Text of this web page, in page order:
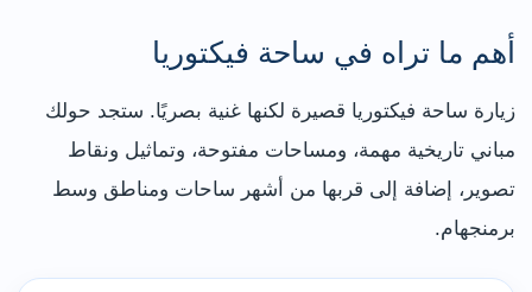
أهم ما تراه في ساحة فيكتوريا
زيارة ساحة فيكتوريا قصيرة لكنها غنية بصريًا. ستجد حولك
مباني تاريخية مهمة، ومساحات مفتوحة، وتماثيل ونقاط
تصوير، إضافة إلى قربها من أشهر ساحات ومناطق وسط
برمنجهام.